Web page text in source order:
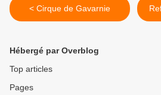
< Cirque de Gavarnie
Hébergé par Overblog
Top articles
Pages